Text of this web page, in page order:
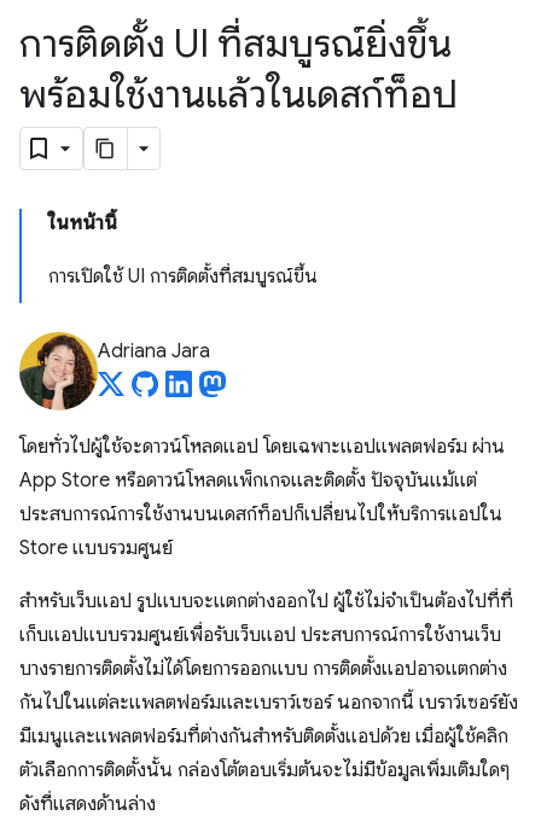
การติดตั้ง UI ที่สมบูรณ์ยิ่งขึ้น
พร้อมใช้งานแล้วในเดสก์ท็อป
ในหน้านี้
การเปิดใช้ UI การติดตั้งที่สมบูรณ์ขึ้น
Adriana Jara
โดยทั่วไปผู้ใช้จะดาวน์โหลดแอป โดยเฉพาะแอปแพลตฟอร์ม ผ่าน
App Store หรือดาวน์โหลดแพ็กเกจและติดตั้ง ปัจจุบันแม้แต่
ประสบการณ์การใช้งานบนเดสก์ท็อปก็เปลี่ยนไปให้บริการแอปใน
Store แบบรวมศูนย์
สำหรับเว็บแอป รูปแบบจะแตกต่างออกไป ผู้ใช้ไม่จําเป็นต้องไปที่ที่
เก็บแอปแบบรวมศูนย์เพื่อรับเว็บแอป ประสบการณ์การใช้งานเว็บ
บางรายการติดตั้งไม่ได้โดยการออกแบบ การติดตั้งแอปอาจแตกต่าง
กันไปในแต่ละแพลตฟอร์มและเบราว์เซอร์ นอกจากนี้ เบราว์เซอร์ยัง
มีเมนูและแพลตฟอร์มที่ต่างกันสําหรับติดตั้งแอปด้วย เมื่อผู้ใช้คลิก
ตัวเลือกการติดตั้งนั้น กล่องโต้ตอบเริ่มต้นจะไม่มีข้อมูลเพิ่มเติมใดๆ
ดังที่แสดงด้านล่าง